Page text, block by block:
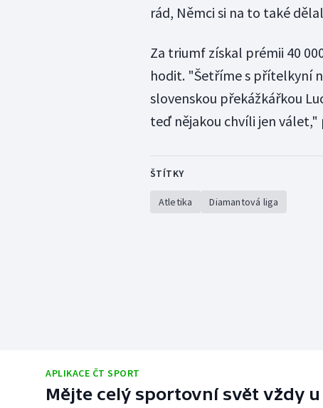
rád, Němci si na to také
Za triumf získal prémii 40
hodit. "Šetříme s přítelkyní
slovenskou překážkářkou
teď nějakou chvíli jen válet,"
ŠTÍTKY
Atletika Diamantová liga
APLIKACE ČT SPORT
Mějte celý sportovní svět vždy u